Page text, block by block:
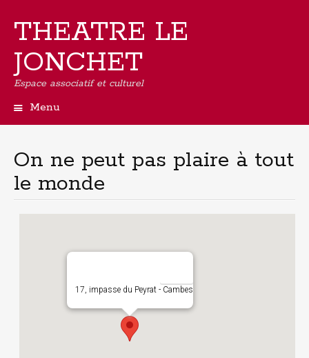
THEATRE LE
JONCHET
Espace associatif et culturel
Menu
principal
On ne peut pas plaire à tout
le monde
17, impasse du Peyrat - Cambes